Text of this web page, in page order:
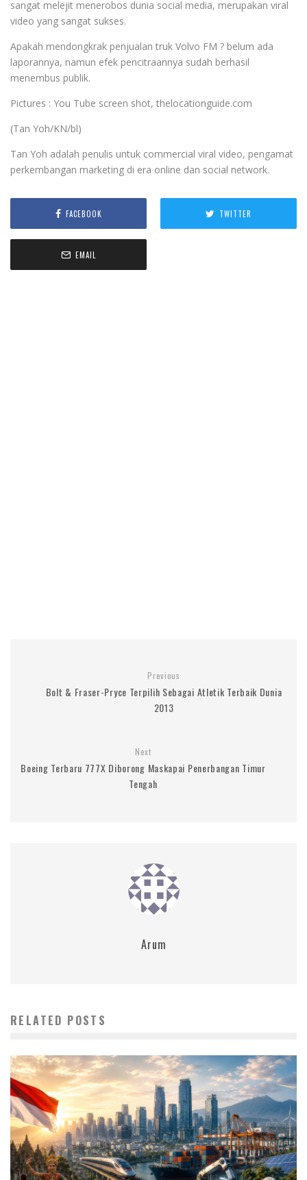
sangat melejit menerobos dunia social media, merupakan viral
video yang sangat sukses.
Apakah mendongkrak penjualan truk Volvo FM ? belum ada
laporannya, namun efek pencitraannya sudah berhasil
menembus publik.
Pictures : You Tube screen shot, thelocationguide.com
(Tan Yoh/KN/bl)
Tan Yoh adalah penulis untuk commercial viral video, pengamat
perkembangan marketing di era online dan social network.
FACEBOOK TWITTER
EMAIL
Previous
Bolt & Fraser-Pryce Terpilih Sebagai Atletik Terbaik Dunia
2013
Next
Boeing Terbaru 777X Diborong Maskapai Penerbangan Timur
Tengah
Arum
RELATED POSTS